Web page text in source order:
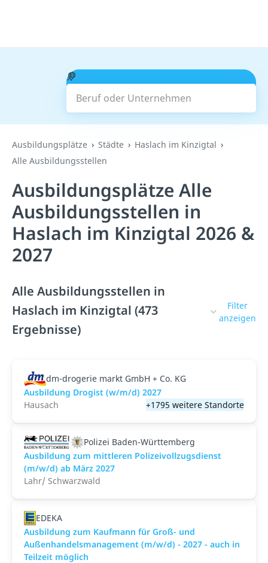
Beruf oder Unternehmen
Suchen
Ausbildungsplätze Städte
Haslach im Kinzigtal
Alle Ausbildungsstellen
Ausbildungsplätze Alle
Ausbildungsstellen in
Haslach im Kinzigtal 2026 &
2027
Alle Ausbildungsstellen in
Haslach im Kinzigtal (473
Ergebnisse)
Filter
anzeigen
dm-drogerie markt GmbH + Co. KG
Ausbildung Drogist (w/m/d) 2027
Hausach
+1795 weitere Standorte
Polizei Baden-Württemberg
Ausbildung zum mittleren Polizeivollzugsdienst
(m/w/d) ab März 2027
Lahr/ Schwarzwald
EDEKA
Ausbildung zum Kaufmann für Groß- und
Außenhandelsmanagement (m/w/d) - 2027 - auch in
Teilzeit möglich